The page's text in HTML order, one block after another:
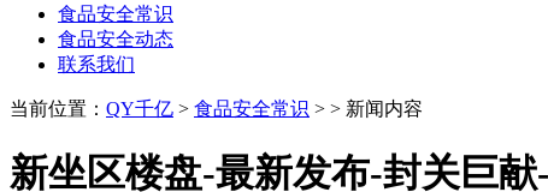
食品安全常识
食品安全动态
联系我们
当前位置： QY千亿 > 食品安全常识 > > 新闻内容
新坐区楼盘-最新发布-封关巨